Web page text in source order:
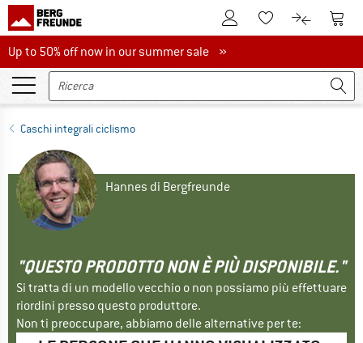
Al conto clienteAlla lista
Al Al
Up to 50% off now in our summer sale
Up to 50% off now in our summer sale »
Caschi integrali ciclismo
Hannes di Bergfreunde
"QUESTO PRODOTTO NON È PIÙ DISPONIBILE."
Si tratta di un modello vecchio o non possiamo più effettuare
riordini presso questo produttore.
Non ti preoccupare, abbiamo delle alternative per te: